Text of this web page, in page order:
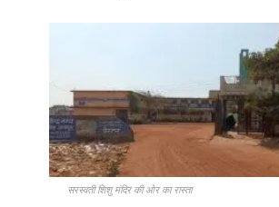
सरस्वती शिशु मंदिर की ओर का रास्ता